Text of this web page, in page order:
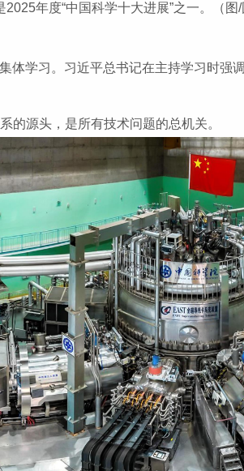
年度“中国科学十大进展”之一。（图/
体学习。习近平总书记在主持学习时
的源头，是所有技术问题的总机关。